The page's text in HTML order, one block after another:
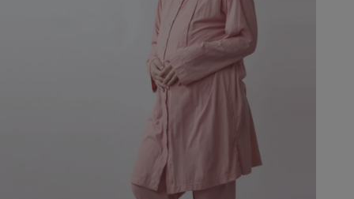
秋
メンズパジャマ
ガーゼ
ニット/ストレッチ 起毛/フランネル
年齢別におすすめパジ
ャマ
作務衣 胸がすけない
お買い物ガイド